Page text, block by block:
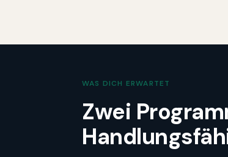
WAS DICH ERWARTET
Zwei